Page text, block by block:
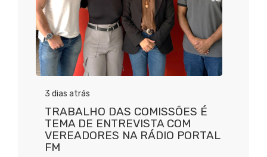
3 dias atrás
TRABALHO DAS COMISSÕES É
TEMA DE ENTREVISTA COM
VEREADORES NA RÁDIO PORTAL
FM